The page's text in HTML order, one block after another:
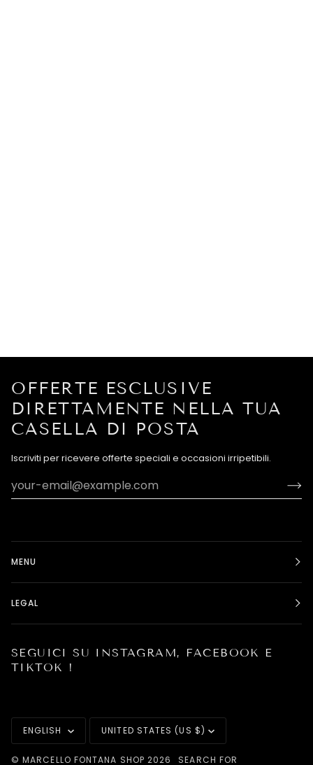
OFFERTE ESCLUSIVE
DIRETTAMENTE NELLA TUA
CASELLA DI POSTA
Iscriviti per ricevere offerte speciali e occasioni irripetibili.
MENU
LEGAL
SEGUICI SU INSTAGRAM, FACEBOOK E
TIKTOK !
LANGUAGE
ENGLISH CURRENCY
UNITED STATES (US $)
©MARCELLO FONTANA SHOP 2026 SEARCH FOR